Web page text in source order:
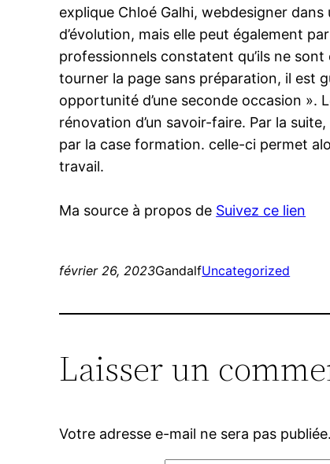
explique Chloé Galhi, webdesigner
d’évolution, mais elle peut également
professionnels constatent qu’ils ne
tourner la page sans préparation, il est
opportunité d’une seconde occasion ».
rénovation d’un savoir-faire. Par la
par la case formation. celle-ci permet
travail.
Ma source à propos de Suivez ce lien
février 26, 2023GandalfUncategorized
Laisser un
Votre adresse e-mail ne sera pas publiée.